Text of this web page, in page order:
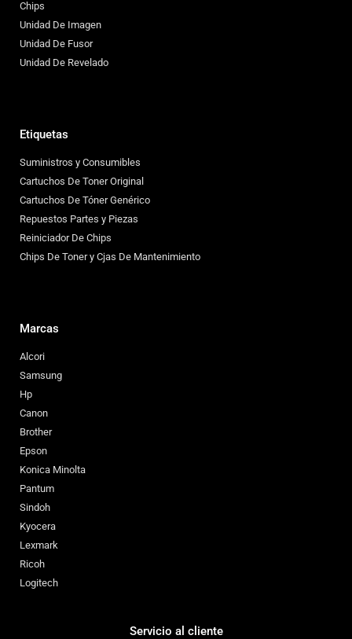
Chips
Unidad De Imagen
Unidad De Fusor
Unidad De Revelado
Etiquetas
Suministros y Consumibles
Cartuchos De Toner Original
Cartuchos De Tóner Genérico
Repuestos Partes y Piezas
Reiniciador De Chips
Chips De Toner y Cjas De Mantenimiento
Marcas
Alcori
Samsung
Hp
Canon
Brother
Epson
Konica Minolta
Pantum
Sindoh
Kyocera
Lexmark
Ricoh
Logitech
Servicio al cliente